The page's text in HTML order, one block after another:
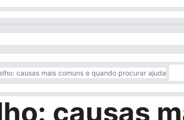
causas mais comuns e quando procurar ajuda
causas